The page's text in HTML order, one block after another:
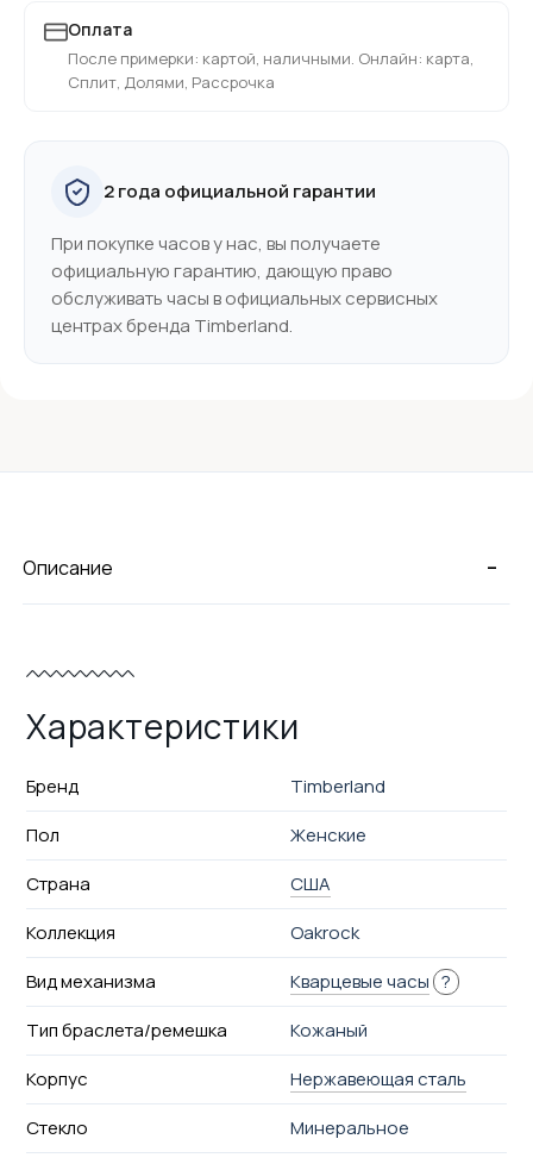
Оплата
После примерки: картой, наличными. Онлайн: карта,
Сплит, Долями, Рассрочка
2 года официальной гарантии
При покупке часов у нас, вы получаете
официальную гарантию, дающую право
обслуживать часы в официальных сервисных
центрах бренда Timberland.
-
Описание
Характеристики
Бренд
Timberland
Пол
Женские
Страна
США
Коллекция
Oakrock
Вид механизма
Кварцевые часы ?
Тип браслета/ремешка
Кожаный
Корпус
Нержавеющая сталь
Стекло
Минеральное